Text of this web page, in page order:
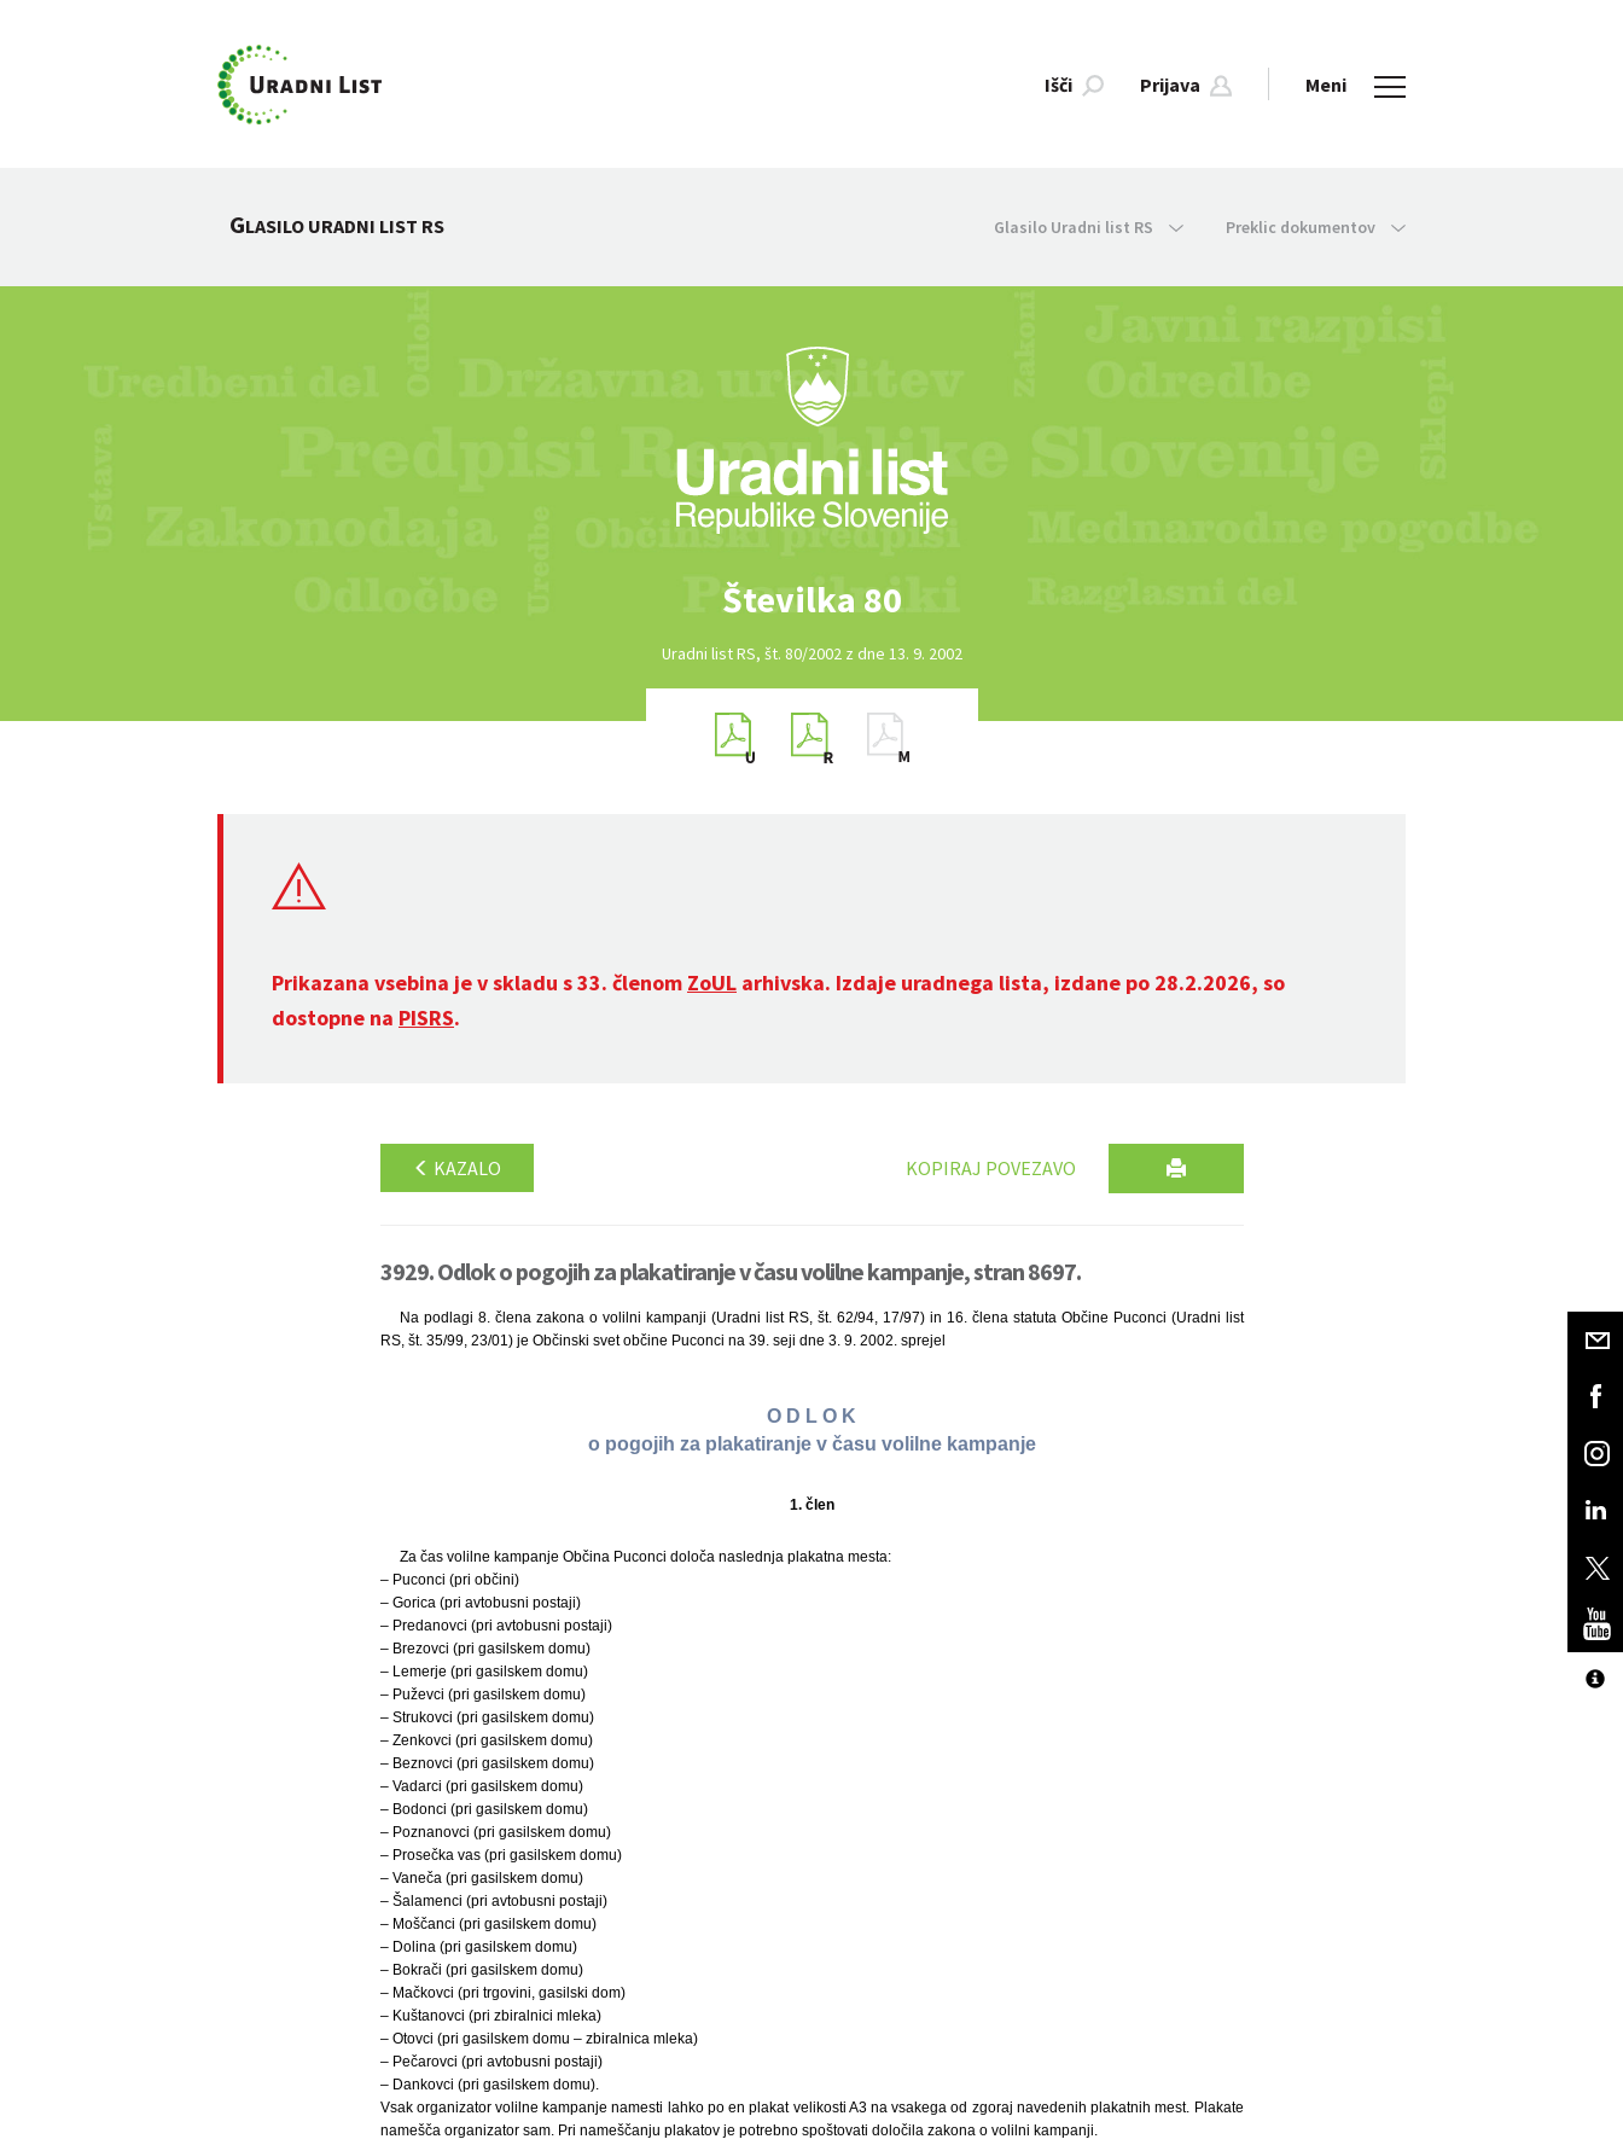
Išči Prijava Meni
GLASILO URADNI LIST RS Glasilo Uradni list RS Preklic dokumentov
Številka 80
Uradni list RS, št. 80/2002 z dne 13. 9. 2002
Prikazana vsebina je v skladu s 33. členom ZoUL arhivska. Izdaje uradnega lista, izdane po 28.2.2026, so
dostopne na PISRS.
KAZALO KOPIRAJ POVEZAVO
3929. Odlok o pogojih za plakatiranje v času volilne kampanje, stran 8697.
Na podlagi 8. člena zakona o volilni kampanji (Uradni list RS, št. 62/94, 17/97) in 16. člena statuta Občine Puconci (Uradni list
RS, št. 35/99, 23/01) je Občinski svet občine Puconci na 39. seji dne 3. 9. 2002. sprejel
O D L O K
o pogojih za plakatiranje v času volilne kampanje
1. člen
Za čas volilne kampanje Občina Puconci določa naslednja plakatna mesta:
– Puconci (pri občini)
– Gorica (pri avtobusni postaji)
– Predanovci (pri avtobusni postaji)
– Brezovci (pri gasilskem domu)
– Lemerje (pri gasilskem domu)
– Puževci (pri gasilskem domu)
– Strukovci (pri gasilskem domu)
– Zenkovci (pri gasilskem domu)
– Beznovci (pri gasilskem domu)
– Vadarci (pri gasilskem domu)
– Bodonci (pri gasilskem domu)
– Poznanovci (pri gasilskem domu)
– Prosečka vas (pri gasilskem domu)
– Vaneča (pri gasilskem domu)
– Šalamenci (pri avtobusni postaji)
– Moščanci (pri gasilskem domu)
– Dolina (pri gasilskem domu)
– Bokrači (pri gasilskem domu)
– Mačkovci (pri trgovini, gasilski dom)
– Kuštanovci (pri zbiralnici mleka)
– Otovci (pri gasilskem domu – zbiralnica mleka)
– Pečarovci (pri avtobusni postaji)
– Dankovci (pri gasilskem domu).
Vsak organizator volilne kampanje namesti lahko po en plakat velikosti A3 na vsakega od zgoraj navedenih plakatnih mest. Plakate
namešča organizator sam. Pri nameščanju plakatov je potrebno spoštovati določila zakona o volilni kampanji.